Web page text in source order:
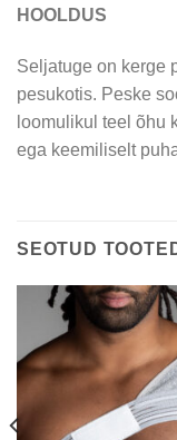
HOOLDUS
Seljatuge on kerge
pesukotis. Peske
loomulikul teel õhu
ega keemiliselt
SEOTUD